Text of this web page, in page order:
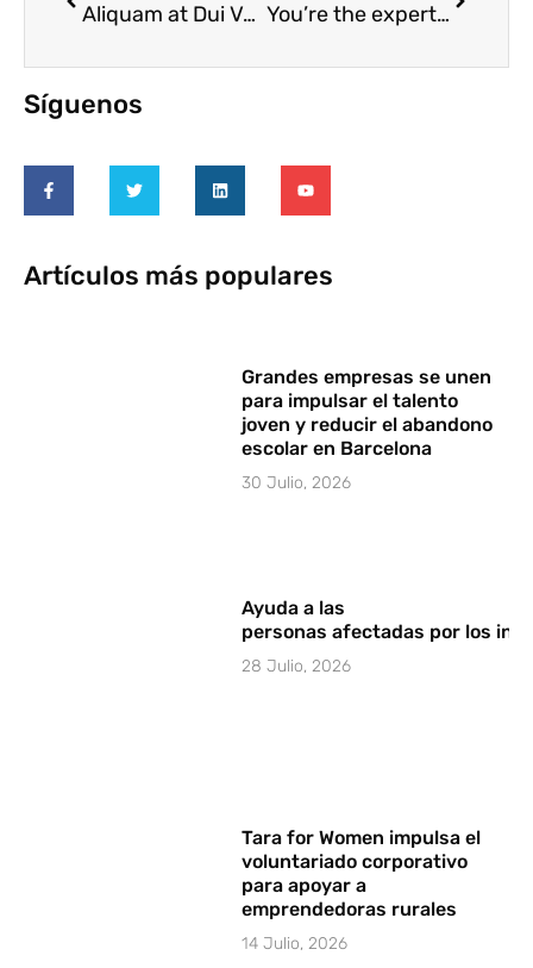
Aliquam at Dui Velit You’re the expert now.
Síguenos
Artículos más populares
Grandes empresas se unen
para impulsar el talento
joven y reducir el abandono
escolar en Barcelona
30 Julio, 2026
Ayuda a las
personas afectadas por los
28 Julio, 2026
Tara for Women impulsa el
voluntariado corporativo
para apoyar a
emprendedoras rurales
14 Julio, 2026